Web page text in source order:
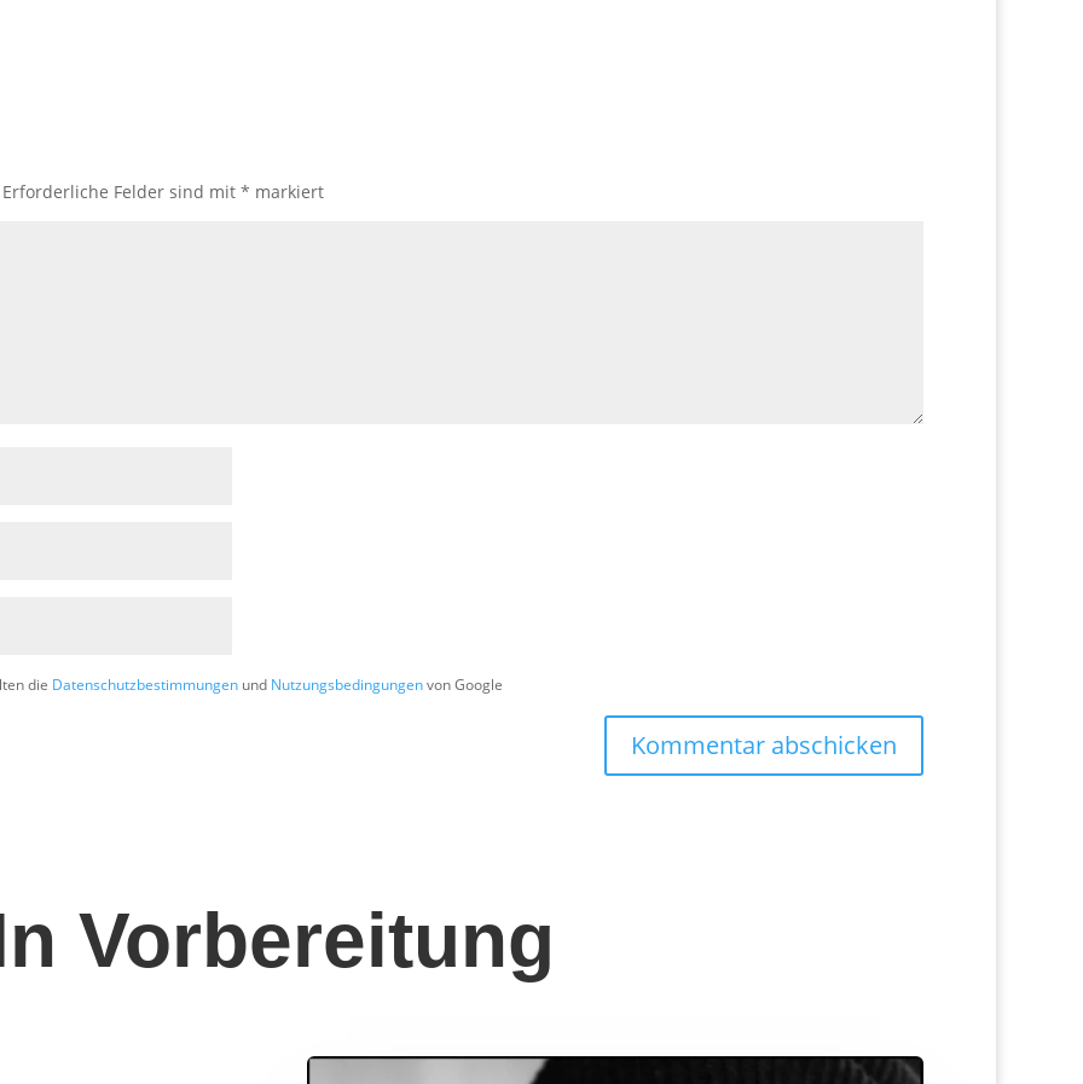
Erforderliche Felder sind mit * markiert
die Datenschutzbestimmungen und Nutzungsbedingungenvon Google
Kommentar abschicken
Vorbereitung